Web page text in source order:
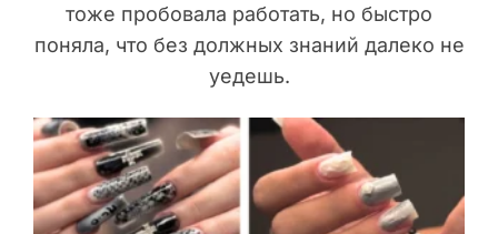
тоже пробовала работать, но быстро
поняла, что без должных знаний далеко не
уедешь.